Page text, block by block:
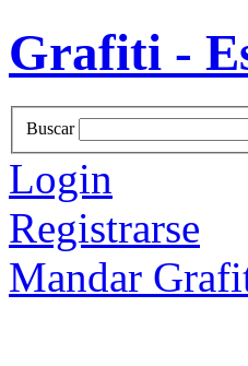
Grafiti -
Buscar
Login
Registrarse
Mandar